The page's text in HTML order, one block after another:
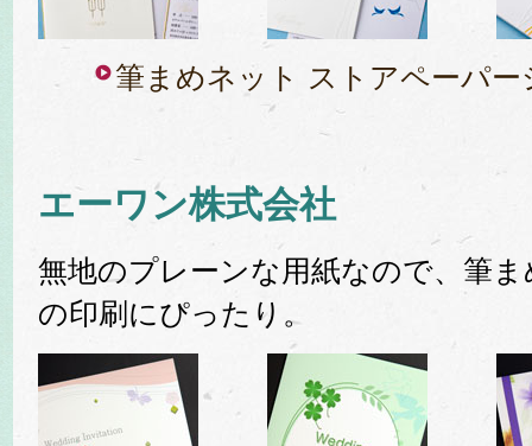
筆まめネット ストアペーパ
エーワン株式会社
無地のプレーンな用紙なので、筆
の印刷にぴったり。